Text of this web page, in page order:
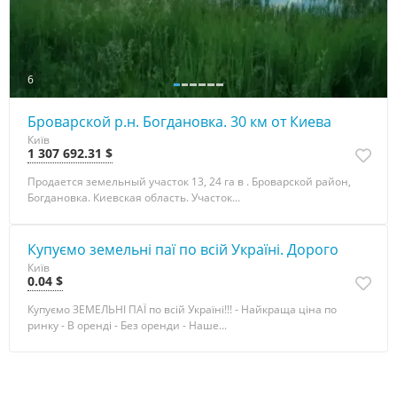
6
Броварской р.н. Богдановка. 30 км от Киева
Київ
1 307 692.31 $
Продается земельный участок 13, 24 га в . Броварской район,
Богдановка. Киевская область. Участок...
Купуємо земельні паї по всій Україні. Дорого
Київ
0.04 $
Купуємо ЗЕМЕЛЬНІ ПАЇ по всій Україні!!! - Найкраща ціна по
ринку - В оренді - Без оренди - Наше...